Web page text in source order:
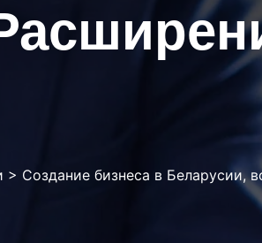
> Создание бизнеса в Беларусии,